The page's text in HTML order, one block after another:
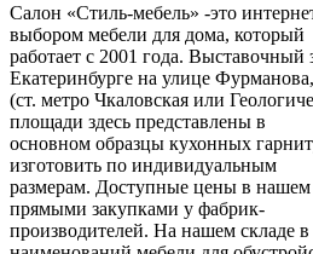
Салон «Стиль-мебель» -это
выбором мебели для дома, который
работает с 2001 года. Выставочный
Екатеринбурге на улице
(ст. метро Чкаловская или
площади здесь представлены в
основном образцы кухонных
изготовить по индивидуальным
размерам. Доступные цены в нашем
прямыми закупками у фабрик-
производителей. На нашем складе